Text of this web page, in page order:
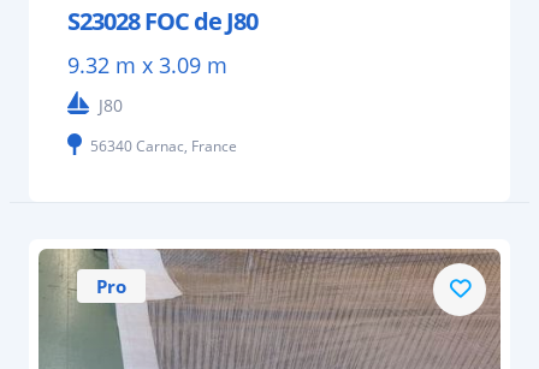
S23028 FOC de J80
9.32 m x 3.09 m
J80
56340 Carnac, France
Pro